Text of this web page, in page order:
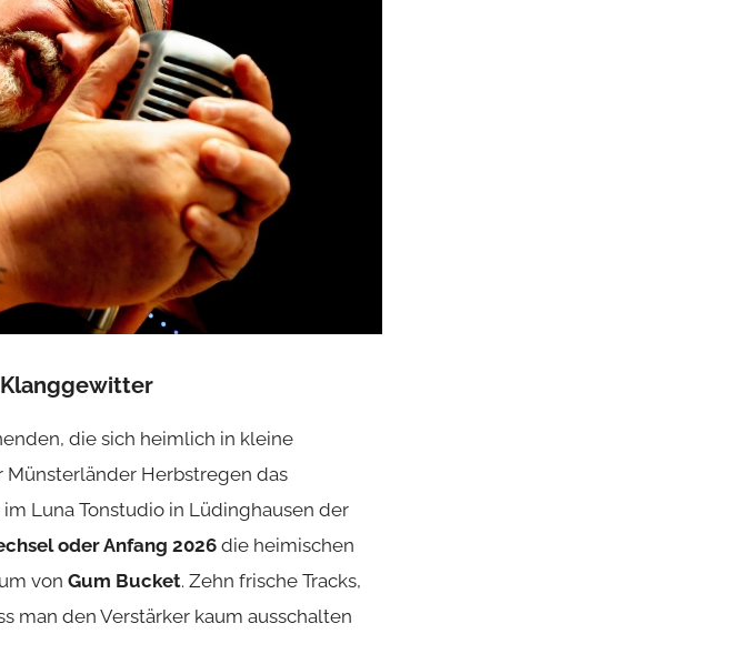
die sich heimlich in kleine
Herbstregen das
Luna Tonstudio in Lüdinghausen der
oder Anfang 2026die heimischen
von Gum Bucket. Zehn frische Tracks,
man den Verstärker kaum ausschalten